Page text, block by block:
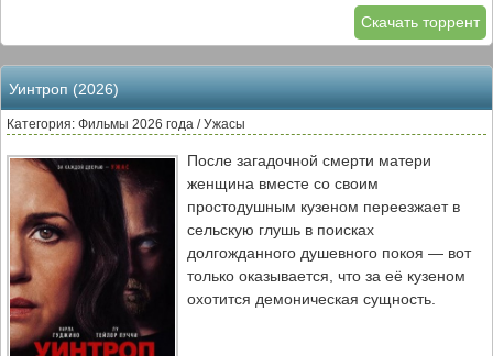
союзники — такие как харизматичный
наёмник Лобо . В этом кровавом
путешествии к правде Супергерл
которой когда-то ей рассказывала её
мать Алура Ин-Зе . Она осознает, что
месть — это только начало долгого пути
к настоящей справедливости. Фильм
«Супергёрл» — это научно-
фантастический эпос, масштабная
космическая одиссея и история
взросления героини, которая найдёт
свой путь, чтобы однажды стать
Скачать торрент
Уинтроп (2026)
Категория: Фильмы 2026 года / Ужасы
После загадочной смерти матери
женщина вместе со своим
простодушным кузеном переезжает в
сельскую глушь в поисках
долгожданного душевного покоя — вот
только оказывается, что за её кузеном
охотится демоническая сущность.